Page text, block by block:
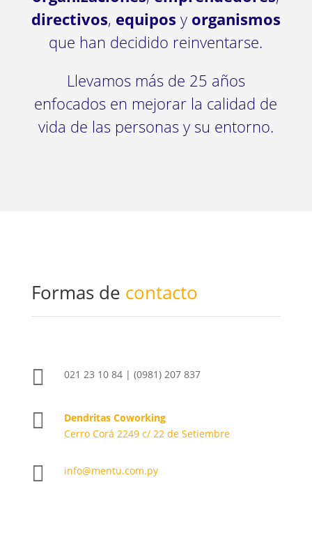
directivos, equipos y organismos
que han decidido reinventarse.
Llevamos más de 25 años
enfocados en mejorar la calidad de
vida de las personas y su entorno.
Formas de contacto
 021 23 10 84 | (0981) 207 837

Dendritas Coworking
Cerro Corá 2249 c/ 22 de Setiembre
 info@mentu.com.py